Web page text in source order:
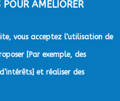
la Communauté
POUR AMÉLIORER
vous acceptez l’utilisation de
[Par exemple, des
et réaliser des